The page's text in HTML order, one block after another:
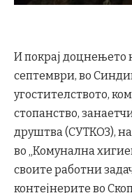
И покрај доцнењето
септември, во
угостителството,
стопанство,
друштва (СУТКОЗ),
во „Комунална
своите работни
контејнерите во